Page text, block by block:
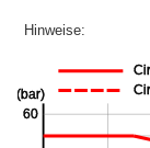
Hinweise: